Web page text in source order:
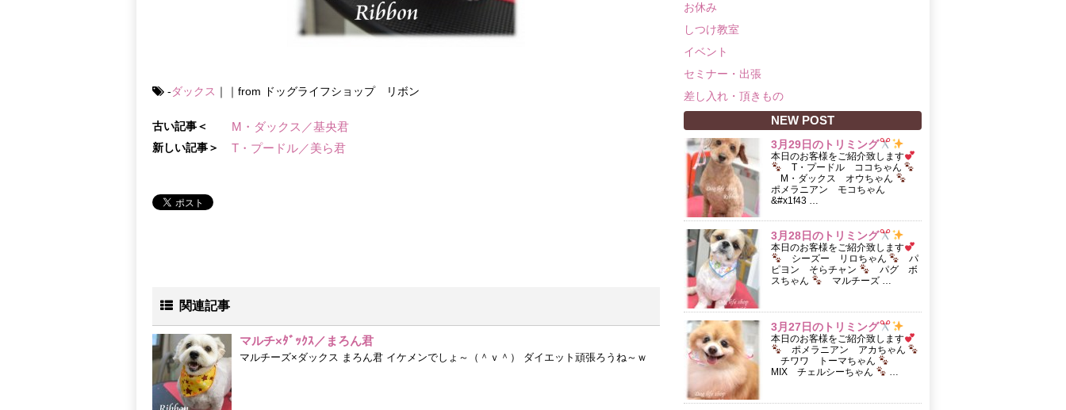
-ダックス ｜｜from ドッグライフショップ リボン
古い記事＜ M・ダックス／基央君
新しい記事＞ T・プードル／美ら君
関連記事
マルチ×ﾀﾞｯｸｽ／まろん君
マルチーズ×ダックス まろん君 イケメンでしょ～（＾ｖ＾） ダイエット頑張ろうね～ｗ
お休み
しつけ教室
イベント
セミナー・出張
差し入れ・頂きもの
NEW POST
3月29日のトリミング
本日のお客様をご紹介致します
T・プードル ココちゃん
M・ダックス オウちゃん
ポメラニアン モコちゃん
&#x1f43 …
3月28日のトリミング
本日のお客様をご紹介致します
シーズー リロちゃん
パ
ピヨン そらチャン
パグ ボ
スちゃん
マルチーズ …
3月27日のトリミング
本日のお客様をご紹介致します
ポメラニアン アカちゃん
チワワ トーマちゃん
MIX チェルシーちゃん